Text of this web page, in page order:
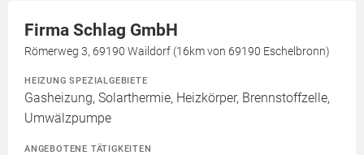
Firma Schlag GmbH
Römerweg 3, 69190 Waildorf (16km von 69190 Eschelbronn)
HEIZUNG SPEZIALGEBIETE
Gasheizung, Solarthermie, Heizkörper, Brennstoffzelle,
Umwälzpumpe
ANGEBOTENE TÄTIGKEITEN